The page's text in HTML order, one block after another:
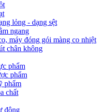
lỏng - dạng sệt
ngang
máy đóng gói màng co nhiệt
chân không
phẩm
phẩm
phẩm
chất
động